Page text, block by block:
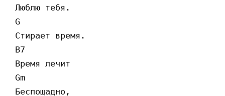
Люблю тебя.
G
Стирает время.
B7
Время лечит
Gm
Беспощадно,